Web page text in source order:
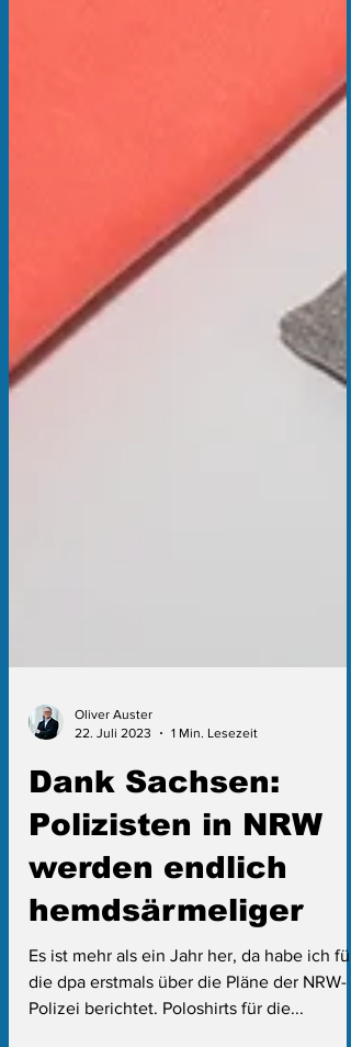
22. Juli 2023
1 Min. Lesezeit
Dank Sachsen:
Polizisten in NRW
werden endlich
hemdsärmeliger
Es ist mehr als ein Jahr her, da habe ich für
die dpa erstmals über die Pläne der NRW-